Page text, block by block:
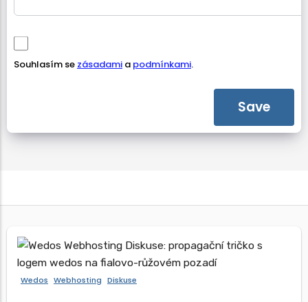
Souhlasím se zásadami a podmínkami.
Wedos Webhosting Diskuse